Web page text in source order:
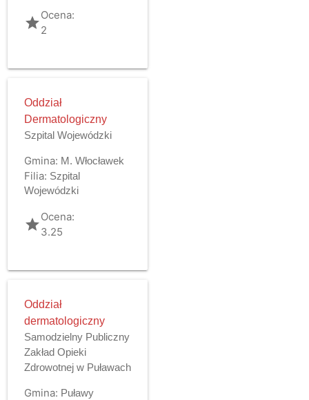
gradeOcena:
2
Oddział
Dermatologiczny
Szpital Wojewódzki
Gmina: M. Włocławek
Filia: Szpital
Wojewódzki
gradeOcena:
3.25
Oddział
dermatologiczny
Samodzielny Publiczny
Zakład Opieki
Zdrowotnej w Puławach
Gmina: Puławy